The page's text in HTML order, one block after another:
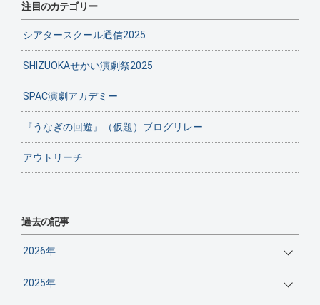
注目のカテゴリー
シアタースクール通信2025
SHIZUOKAせかい演劇祭2025
SPAC演劇アカデミー
『うなぎの回遊』（仮題）ブログリレー
アウトリーチ
過去の記事
2026年
2025年